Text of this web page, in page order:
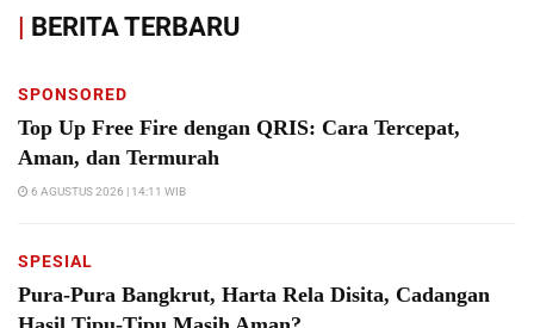
| BERITA TERBARU
SPONSORED
Top Up Free Fire dengan QRIS: Cara Tercepat,
Aman, dan Termurah
6 AGUSTUS 2026 | 14:11 WIB
SPESIAL
Pura-Pura Bangkrut, Harta Rela Disita, Cadangan